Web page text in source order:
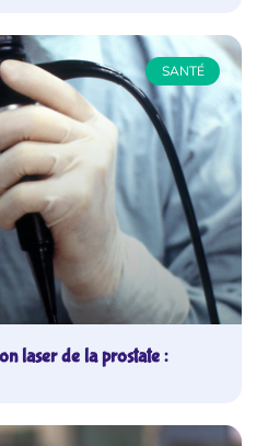
SANTÉ
laser de la prostate :